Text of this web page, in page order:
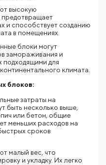
высокую
и способствует созданию
в помещениях.
блоки могут
замораживания и
подходящими для
климата.
блоков:
затраты на
быть несколько выше,
или бетон, общие
меньших расходов на
сроков
малый вес, что
и укладку. Их легко